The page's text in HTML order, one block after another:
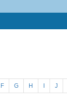
F G H J